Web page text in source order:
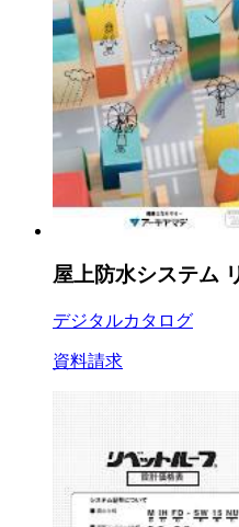
屋上防水システム
デジタルカタログ
資料請求